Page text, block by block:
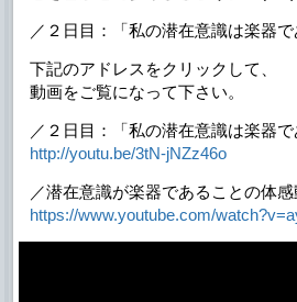
／２日目：「私の潜在意識は楽器
下記のアドレスをクリックして、
動画をご覧になって下さい。
／２日目：「私の潜在意識は楽器
http://youtu.be/3tN-jNZz46o
／潜在意識が楽器であることの体感
https://www.youtube.com/